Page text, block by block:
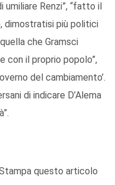
Renzi”, “fatto il
dimostratisi più politici
che Gramsci
con il proprio popolo”,
del cambiamento’.
di indicare D’Alema
questo articolo